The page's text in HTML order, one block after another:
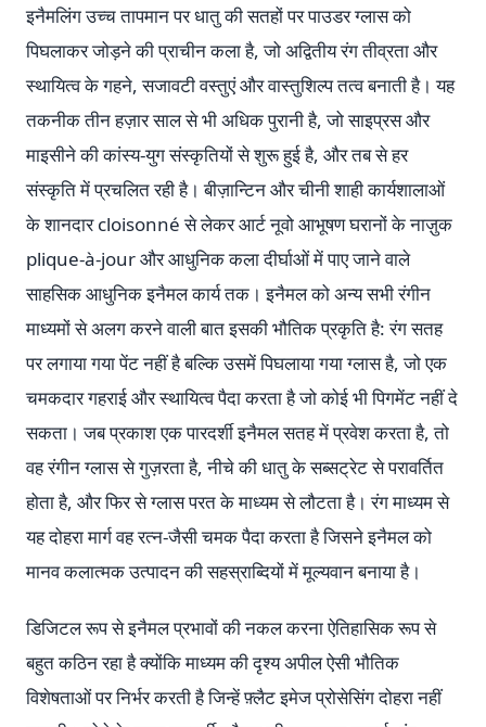
इनैमलिंग उच्च तापमान पर धातु की सतहों पर पाउडर ग्लास को
पिघलाकर जोड़ने की प्राचीन कला है, जो अद्वितीय रंग तीव्रता और
स्थायित्व के गहने, सजावटी वस्तुएं और वास्तुशिल्प तत्व बनाती है। यह
तकनीक तीन हज़ार साल से भी अधिक पुरानी है, जो साइप्रस और
माइसीने की कांस्य-युग संस्कृतियों से शुरू हुई है, और तब से हर
संस्कृति में प्रचलित रही है। बीज़ान्टिन और चीनी शाही कार्यशालाओं
के शानदार cloisonné से लेकर आर्ट नूवो आभूषण घरानों के नाज़ुक
plique-à-jour और आधुनिक कला दीर्घाओं में पाए जाने वाले
साहसिक आधुनिक इनैमल कार्य तक। इनैमल को अन्य सभी रंगीन
माध्यमों से अलग करने वाली बात इसकी भौतिक प्रकृति है: रंग सतह
पर लगाया गया पेंट नहीं है बल्कि उसमें पिघलाया गया ग्लास है, जो एक
चमकदार गहराई और स्थायित्व पैदा करता है जो कोई भी पिगमेंट नहीं दे
सकता। जब प्रकाश एक पारदर्शी इनैमल सतह में प्रवेश करता है, तो
वह रंगीन ग्लास से गुज़रता है, नीचे की धातु के सब्सट्रेट से परावर्तित
होता है, और फिर से ग्लास परत के माध्यम से लौटता है। रंग माध्यम से
यह दोहरा मार्ग वह रत्न-जैसी चमक पैदा करता है जिसने इनैमल को
मानव कलात्मक उत्पादन की सहस्राब्दियों में मूल्यवान बनाया है।
डिजिटल रूप से इनैमल प्रभावों की नकल करना ऐतिहासिक रूप से
बहुत कठिन रहा है क्योंकि माध्यम की दृश्य अपील ऐसी भौतिक
विशेषताओं पर निर्भर करती है जिन्हें फ़्लैट इमेज प्रोसेसिंग दोहरा नहीं